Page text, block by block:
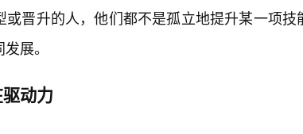
晋升的人，他们都不是孤立地提升某一项技
展。
动力